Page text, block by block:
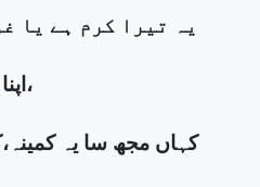
یہ تیرا کرم ہے یا
اپنا،
کہاں مجھ سا یہ